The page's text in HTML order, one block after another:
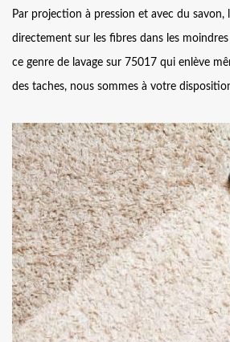
Par projection à pression et avec du savon,
directement sur les fibres dans les
ce genre de lavage sur 75017 qui enlève
des taches, nous sommes à votre